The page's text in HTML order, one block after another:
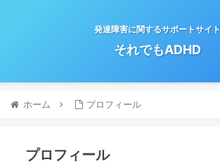
発達障害に関するサポートサイト
それでもADHD
ホーム プロフィール
プロフィール